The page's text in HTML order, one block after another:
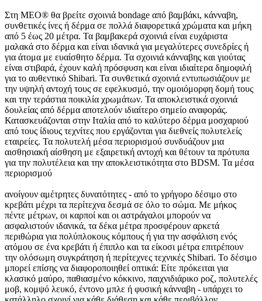
Στη MEO® θα βρείτε σχοινιά bondage από βαμβάκι, κάνναβη,
συνθετικές ίνες ή δέρμα σε πολλά διαφορετικά χρώματα και μήκη
από 5 έως 20 μέτρα. Τα βαμβακερά σχοινιά είναι ευχάριστα
μαλακά στο δέρμα και είναι ιδανικά για μεγαλύτερες συνεδρίες ή
για άτομα με ευαίσθητο δέρμα. Τα σχοινιά κάνναβης και γιούτας
είναι στιβαρά, έχουν καλή πρόσφυση και είναι ιδιαίτερα δημοφιλή
για το αυθεντικό Shibari. Τα συνθετικά σχοινιά εντυπωσιάζουν με
την υψηλή αντοχή τους σε εφελκυσμό, την ομοιόμορφη δομή τους
και την τεράστια ποικιλία χρωμάτων. Τα αποκλειστικά σχοινιά
δουλείας από δέρμα αποτελούν ιδιαίτερο σημείο αναφοράς.
Κατασκευάζονται στην Ιταλία από το καλύτερο δέρμα μοσχαριού
από τους ίδιους τεχνίτες που εργάζονται για διεθνείς πολυτελείς
εταιρείες. Τα πολυτελή μέσα περιορισμού συνδυάζουν μια
αισθησιακή αίσθηση με εξαιρετική αντοχή και θέτουν τα πρότυπα
για την πολυτέλεια και την αποκλειστικότητα στο BDSM. Τα μέσα
περιορισμού
ανοίγουν αμέτρητες δυνατότητες - από το γρήγορο δέσιμο στο
κρεβάτι μέχρι τα περίτεχνα δεσμά σε όλο το σώμα. Με μήκος
πέντε μέτρων, οι καρποί και οι αστράγαλοι μπορούν να
ασφαλιστούν ιδανικά, τα δέκα μέτρα προσφέρουν αρκετά
περιθώρια για πολύπλοκους κόμπους ή για την ασφάλιση ενός
ατόμου σε ένα κρεβάτι ή έπιπλο και τα είκοσι μέτρα επιτρέπουν
την ολόσωμη συγκράτηση ή περίτεχνες τεχνικές Shibari. Το δέσιμο
μπορεί επίσης να διαφοροποιηθεί οπτικά: Είτε πρόκειται για
κλασικό μαύρο, παθιασμένο κόκκινο, παιχνιδιάρικο ροζ, πολυτελές
μοβ, κομψό λευκό, έντονο μπλε ή φυσική κάνναβη - υπάρχει το